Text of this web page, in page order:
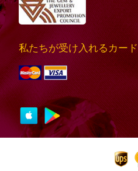
私たちが受け入れるカード